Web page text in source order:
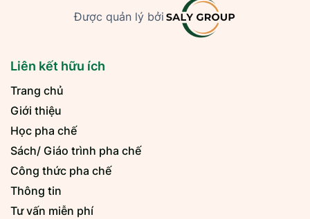
Được quản lý bởi
Liên kết hữu ích
Trang chủ
Giới thiệu
Học pha chế
Sách/ Giáo trình pha chế
Công thức pha chế
Thông tin
Tư vấn miễn phí